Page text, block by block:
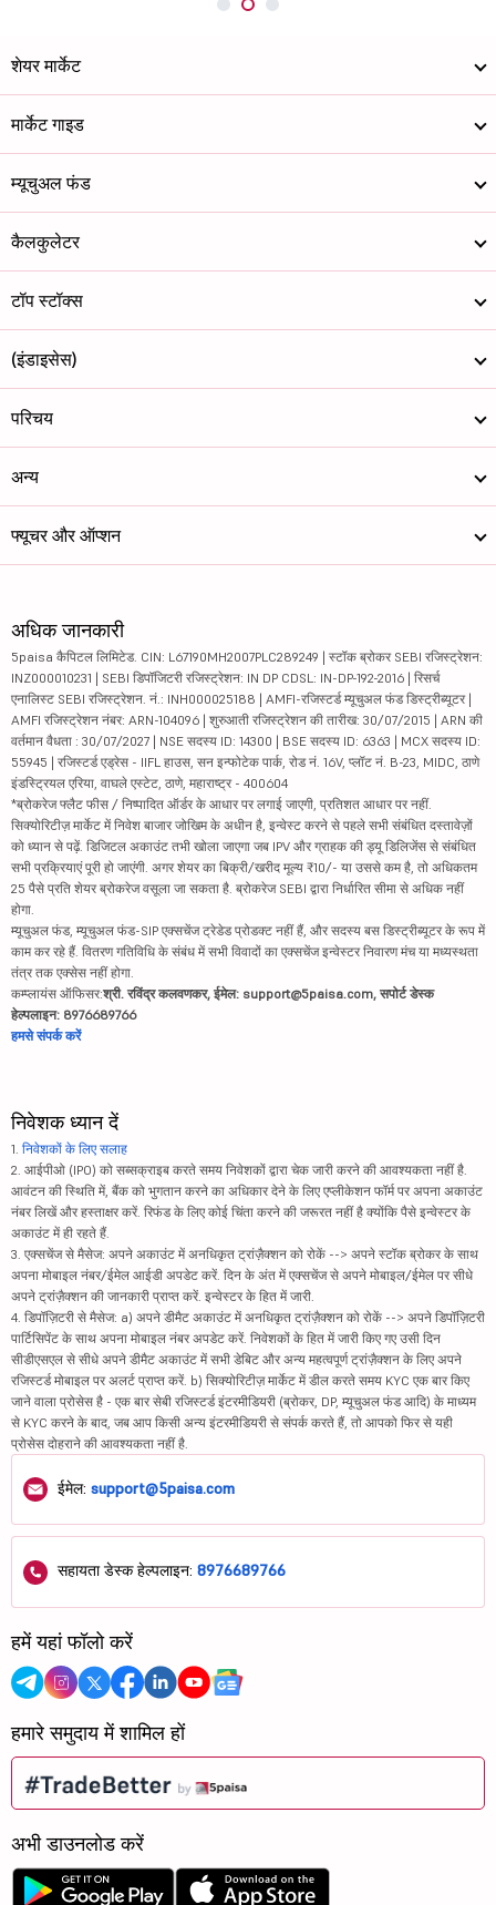
शेयर मार्केट
मार्केट गाइड
म्यूचुअल फंड
कैलकुलेटर
टॉप स्टॉक्स
(इंडाइसेस)
परिचय
अन्य
फ्यूचर और ऑप्शन
अधिक जानकारी
5paisa कैपिटल लिमिटेड. CIN: L67190MH2007PLC289249 | स्टॉक ब्रोकर SEBI रजिस्ट्रेशन:
INZ000010231 | SEBI डिपॉजिटरी रजिस्ट्रेशन: IN DP CDSL: IN-DP-192-2016 | रिसर्च
एनालिस्ट SEBI रजिस्ट्रेशन. नं.: INH000025188 | AMFI-रजिस्टर्ड म्यूचुअल फंड डिस्ट्रीब्यूटर |
AMFI रजिस्ट्रेशन नंबर: ARN-104096 | शुरुआती रजिस्ट्रेशन की तारीख: 30/07/2015 | ARN की
वर्तमान वैधता : 30/07/2027 | NSE सदस्य ID: 14300 | BSE सदस्य ID: 6363 | MCX सदस्य ID:
55945 | रजिस्टर्ड एड्रेस - IIFL हाउस, सन इन्फोटेक पार्क, रोड नं. 16V, प्लॉट नं. B-23, MIDC, ठाणे
इंडस्ट्रियल एरिया, वाघले एस्टेट, ठाणे, महाराष्ट्र - 400604
*ब्रोकरेज फ्लैट फीस / निष्पादित ऑर्डर के आधार पर लगाई जाएगी, प्रतिशत आधार पर नहीं.
सिक्योरिटीज़ मार्केट में निवेश बाजार जोखिम के अधीन है, इन्वेस्ट करने से पहले सभी संबंधित दस्तावेज़ों
को ध्यान से पढ़ें. डिजिटल अकाउंट तभी खोला जाएगा जब IPV और ग्राहक की ड्यू डिलिजेंस से संबंधित
सभी प्रक्रियाएं पूरी हो जाएंगी. अगर शेयर का बिक्री/खरीद मूल्य ₹10/- या उससे कम है, तो अधिकतम
25 पैसे प्रति शेयर ब्रोकरेज वसूला जा सकता है. ब्रोकरेज SEBI द्वारा निर्धारित सीमा से अधिक नहीं
होगा.
म्यूचुअल फंड, म्यूचुअल फंड-SIP एक्सचेंज ट्रेडेड प्रोडक्ट नहीं हैं, और सदस्य बस डिस्ट्रीब्यूटर के रूप में
काम कर रहे हैं. वितरण गतिविधि के संबंध में सभी विवादों का एक्सचेंज इन्वेस्टर निवारण मंच या मध्यस्थता
तंत्र तक एक्सेस नहीं होगा.
कम्प्लायंस ऑफिसर:श्री. रविंद्र कलवणकर, ईमेल: support@5paisa.com, सपोर्ट डेस्क
हेल्पलाइन: 8976689766
हमसे संपर्क करें
निवेशक ध्यान दें
1. निवेशकों के लिए सलाह
2. आईपीओ (IPO) को सब्सक्राइब करते समय निवेशकों द्वारा चेक जारी करने की आवश्यकता नहीं है.
आवंटन की स्थिति में, बैंक को भुगतान करने का अधिकार देने के लिए एप्लीकेशन फॉर्म पर अपना अकाउंट
नंबर लिखें और हस्ताक्षर करें. रिफंड के लिए कोई चिंता करने की जरूरत नहीं है क्योंकि पैसे इन्वेस्टर के
अकाउंट में ही रहते हैं.
3. एक्सचेंज से मैसेज: अपने अकाउंट में अनधिकृत ट्रांज़ैक्शन को रोकें --> अपने स्टॉक ब्रोकर के साथ
अपना मोबाइल नंबर/ईमेल आईडी अपडेट करें. दिन के अंत में एक्सचेंज से अपने मोबाइल/ईमेल पर सीधे
अपने ट्रांज़ैक्शन की जानकारी प्राप्त करें. इन्वेस्टर के हित में जारी.
4. डिपॉज़िटरी से मैसेज: a) अपने डीमैट अकाउंट में अनधिकृत ट्रांज़ैक्शन को रोकें --> अपने डिपॉज़िटरी
पार्टिसिपेंट के साथ अपना मोबाइल नंबर अपडेट करें. निवेशकों के हित में जारी किए गए उसी दिन
सीडीएसएल से सीधे अपने डीमैट अकाउंट में सभी डेबिट और अन्य महत्वपूर्ण ट्रांज़ैक्शन के लिए अपने
रजिस्टर्ड मोबाइल पर अलर्ट प्राप्त करें. b) सिक्योरिटीज़ मार्केट में डील करते समय KYC एक बार किए
जाने वाला प्रोसेस है - एक बार सेबी रजिस्टर्ड इंटरमीडियरी (ब्रोकर, DP, म्यूचुअल फंड आदि) के माध्यम
से KYC करने के बाद, जब आप किसी अन्य इंटरमीडियरी से संपर्क करते हैं, तो आपको फिर से यही
प्रोसेस दोहराने की आवश्यकता नहीं है.
ईमेल: support@5paisa.com
सहायता डेस्क हेल्पलाइन: 8976689766
हमें यहां फॉलो करें
हमारे समुदाय में शामिल हों
अभी डाउनलोड करें